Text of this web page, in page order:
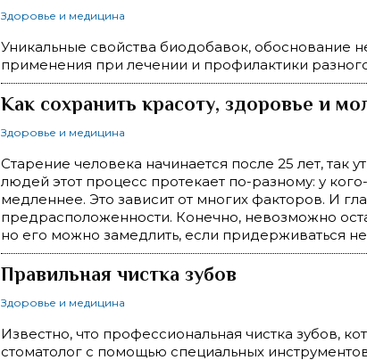
Здоровье и медицина
Уникальные свойства биодобавок, обоснование
применения при лечении и профилактики
Как сохранить красоту, здоровье и
Здоровье и медицина
Старение человека начинается после 25 лет, так
людей этот процесс протекает по-разному: у
медленнее. Это зависит от многих факторов. И
предрасположенности. Конечно, невозможно
но его можно замедлить, если придерживаться
Правильная чистка зубов
Здоровье и медицина
Известно, что профессиональная чистка зубов,
стоматолог с помощью специальных